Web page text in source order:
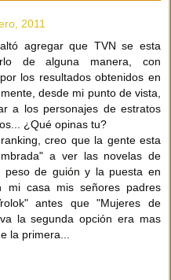
2011
agregar que TVN se esta
de alguna manera, con
los resultados obtenidos en
desde mi punto de vista,
a los personajes de estratos
¿Qué opinas tu?
creo que la gente esta
a ver las novelas de
de guión y la puesta en
mi casa mis señores padres
antes que "Mujeres de
la segunda opción era mas
la primera...